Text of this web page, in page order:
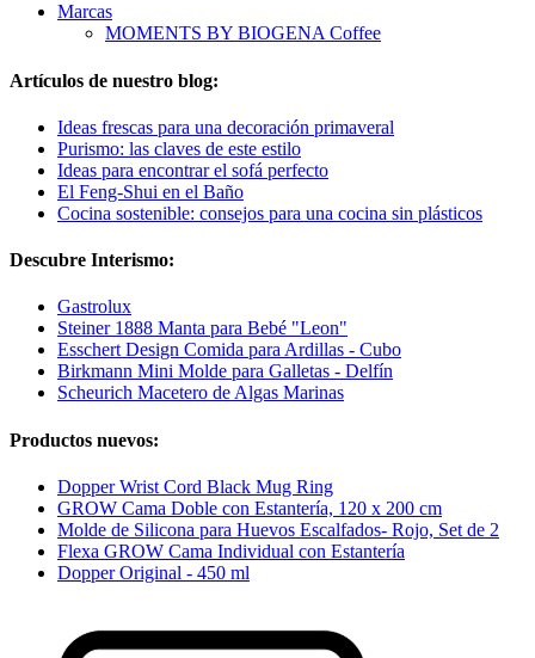
Marcas
MOMENTS BY BIOGENA Coffee
Artículos de nuestro blog:
Ideas frescas para una decoración primaveral
Purismo: las claves de este estilo
Ideas para encontrar el sofá perfecto
El Feng-Shui en el Baño
Cocina sostenible: consejos para una cocina sin plásticos
Descubre Interismo:
Gastrolux
Steiner 1888 Manta para Bebé "Leon"
Esschert Design Comida para Ardillas - Cubo
Birkmann Mini Molde para Galletas - Delfín
Scheurich Macetero de Algas Marinas
Productos nuevos:
Dopper Wrist Cord Black Mug Ring
GROW Cama Doble con Estantería, 120 x 200 cm
Molde de Silicona para Huevos Escalfados- Rojo, Set de 2
Flexa GROW Cama Individual con Estantería
Dopper Original - 450 ml